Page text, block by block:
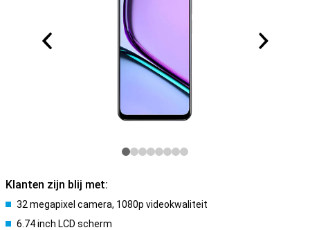
Klanten zijn blij met:
32 megapixel camera, 1080p videokwaliteit
6.74 inch LCD scherm